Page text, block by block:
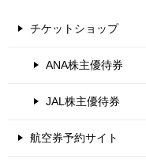
チケットショップ
ANA株主優待券
JAL株主優待券
航空券予約サイト